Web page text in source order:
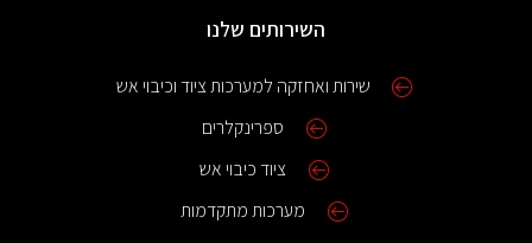
השירותים שלנו
שירות ואחזקה למערכות ציוד וכיבוי אש
ספרינקלרים
ציוד כיבוי אש
מערכות מתקדמות